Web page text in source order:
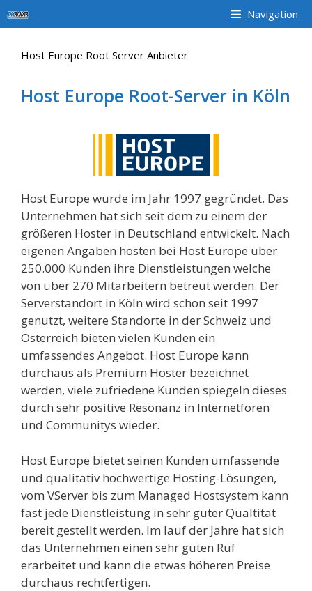
Zum
Inhalt
Navigation
Host Europe Root Server Anbieter
Host Europe Root-Server in Köln
Host Europe wurde im Jahr 1997 gegründet. Das
Unternehmen hat sich seit dem zu einem der
größeren Hoster in Deutschland entwickelt. Nach
eigenen Angaben hosten bei Host Europe über
250.000 Kunden ihre Dienstleistungen welche
von über 270 Mitarbeitern betreut werden. Der
Serverstandort in Köln wird schon seit 1997
genutzt, weitere Standorte in der Schweiz und
Österreich bieten vielen Kunden ein
umfassendes Angebot. Host Europe kann
durchaus als Premium Hoster bezeichnet
werden, viele zufriedene Kunden spiegeln dieses
durch sehr positive Resonanz in Internetforen
und Communitys wieder.
Host Europe bietet seinen Kunden umfassende
und qualitativ hochwertige Hosting-Lösungen,
vom VServer bis zum Managed Hostsystem kann
fast jede Dienstleistung in sehr guter Qualtität
bereit gestellt werden. Im lauf der Jahre hat sich
das Unternehmen einen sehr guten Ruf
erarbeitet und kann die etwas höheren Preise
durchaus rechtfertigen.